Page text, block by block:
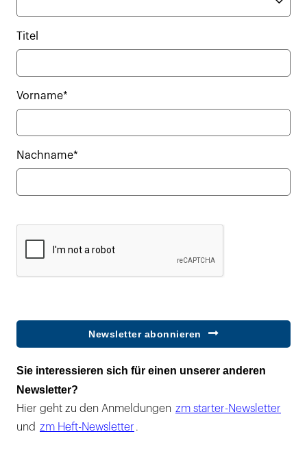
Titel
Vorname*
Nachname*
Newsletter abonnieren
Sie interessieren sich für einen unserer anderen
Newsletter?
Hier geht zu den Anmeldungen zm starter-Newsletter
und zm Heft-Newsletter .